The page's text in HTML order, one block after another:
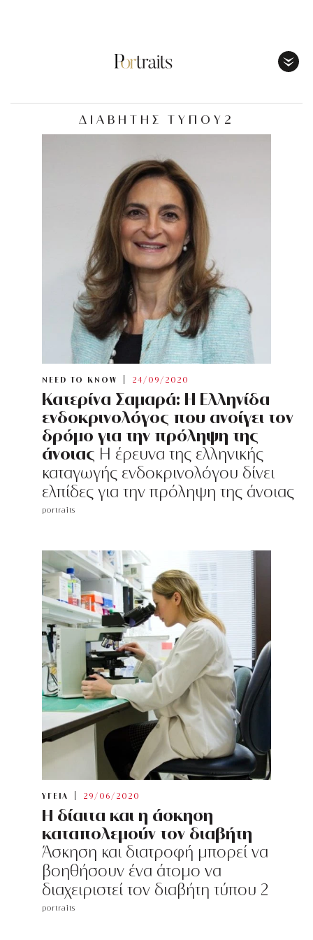
ΔΙΑΒΗΤΗΣ ΤΥΠΟΥ2
NEED TO KNOW 24/09/2020
Κατερίνα Σαμαρά: Η Ελληνίδα
ενδοκρινολόγος που ανοίγει τον
δρόμο για την πρόληψη της
άνοιας Η έρευνα της ελληνικής
καταγωγής ενδοκρινολόγου δίνει
ελπίδες για την πρόληψη της άνοιας
portraits
ΥΓΕΙΑ 29/06/2020
H δίαιτα και η άσκηση
καταπολεμούν τον διαβήτη
Άσκηση και διατροφή μπορεί να
βοηθήσουν ένα άτομο να
διαχειριστεί τον διαβήτη τύπου 2
portraits